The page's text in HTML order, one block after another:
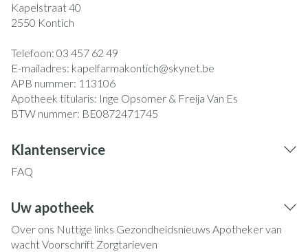
Kapelstraat 40
2550 Kontich
Telefoon: 03 457 62 49
E-mailadres: kapelfarmakontich@skynet.be
APB nummer: 113106
Apotheek titularis: Inge Opsomer & Freija Van Es
BTW nummer: BE0872471745
Klantenservice
FAQ
Uw apotheek
Over ons Nuttige links Gezondheidsnieuws Apotheker van
wachtVoorschrift Zorgtarieven